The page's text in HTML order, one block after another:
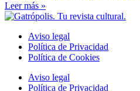
Leer más »
Aviso legal
Política de Privacidad
Política de Cookies
Aviso legal
Política de Privacidad